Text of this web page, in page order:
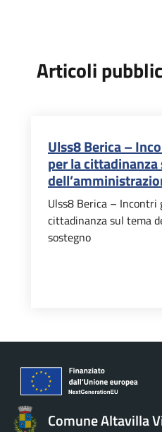
Articoli
Ulss8 Berica –
per la
Ulss8 Berica –
cittadinanza sul tema
sostegno
Comune Altavilla